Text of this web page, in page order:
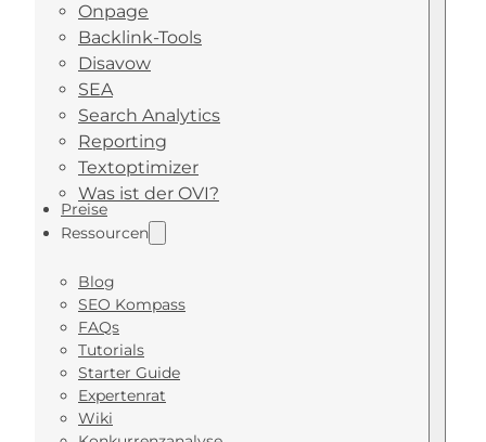
Onpage
Backlink-Tools
Disavow
SEA
Search Analytics
Reporting
Textoptimizer
Was ist der OVI?
Preise
Ressourcen
Blog
SEO Kompass
FAQs
Tutorials
Starter Guide
Expertenrat
Wiki